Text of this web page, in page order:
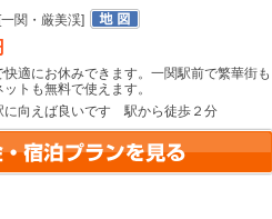
[一関・厳美渓]
適にお休みできます。一関駅前で繁華街も
トも無料で使えます。
に向えば良いです 駅から徒歩２分